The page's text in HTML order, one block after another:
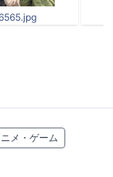
メ・ゲーム